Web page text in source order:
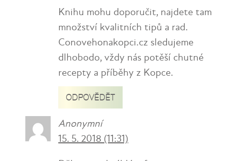
Knihu mohu doporučit, najdete tam
množství kvalitních tipů a rad.
Conovehonakopci.cz sledujeme
dlhobodo, vždy nás potěší chutné
recepty a příběhy z Kopce.
ODPOVĚDĚT
Anonymní
15. 5. 2018 (11:31)